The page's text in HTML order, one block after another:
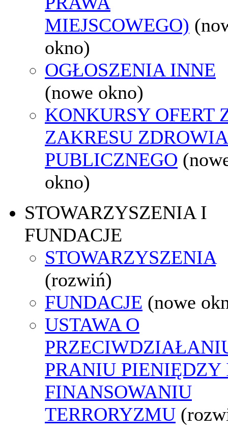
MIEJSCOWEGO)
okno)
OGŁOSZENIA INNE
(nowe okno)
KONKURSY OFERT
ZAKRESU ZDROWIA
PUBLICZNEGO
okno)
STOWARZYSZENIA I
FUNDACJE
STOWARZYSZENIA
(rozwiń)
FUNDACJE (nowe
USTAWA O
PRANIU PIENIĘDZY
FINANSOWANIU
TERRORYZMU